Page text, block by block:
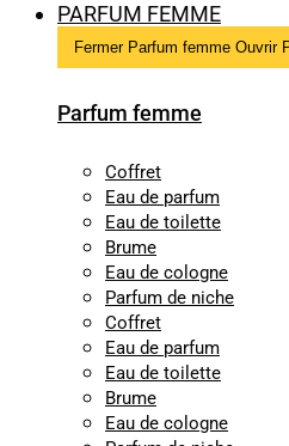
PARFUM FEMME
Fermer Parfum femme Ouvrir
Parfum femme
Coffret
Eau de parfum
Eau de toilette
Brume
Eau de cologne
Parfum de niche
Coffret
Eau de parfum
Eau de toilette
Brume
Eau de cologne